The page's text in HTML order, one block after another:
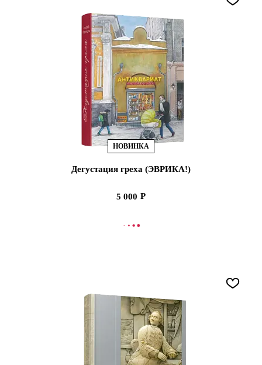
НОВИНКА
Дегустация греха (ЭВРИКА!)
5 000
В КОРЗИНУ